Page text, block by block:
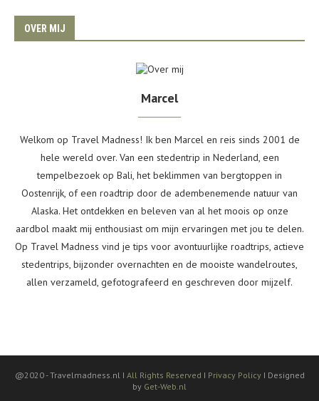
OVER MIJ
Marcel
Welkom op Travel Madness! Ik ben Marcel en reis sinds 2001 de
hele wereld over. Van een stedentrip in Nederland, een
tempelbezoek op Bali, het beklimmen van bergtoppen in
Oostenrijk, of een roadtrip door de adembenemende natuur van
Alaska. Het ontdekken en beleven van al het moois op onze
aardbol maakt mij enthousiast om mijn ervaringen met jou te delen.
Op Travel Madness vind je tips voor avontuurlijke roadtrips, actieve
stedentrips, bijzonder overnachten en de mooiste wandelroutes,
allen verzameld, gefotografeerd en geschreven door mijzelf.
@2020 -Travelmadness.nl I All Rights Reserved I Privacy Policy I Designed
by Get-Web.nl